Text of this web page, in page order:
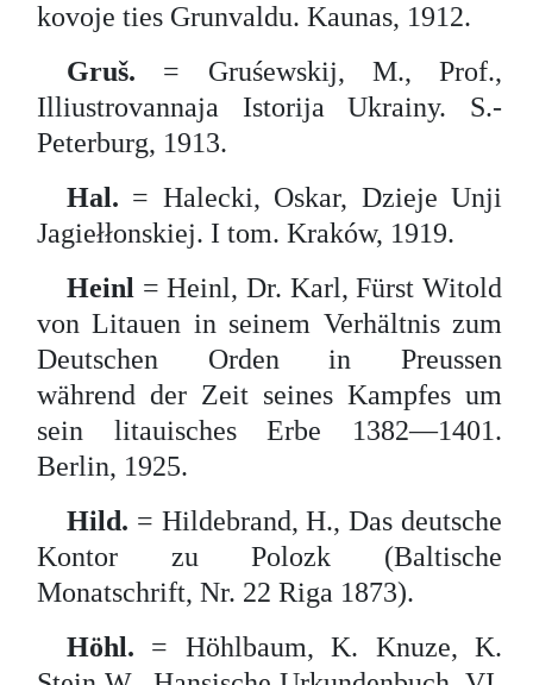
kovoje ties Grunvaldu. Kaunas, 1912.
Gruš. = Gruśewskij, M., Prof.,
Illiustrovannaja Istorija Ukrainy. S.-
Peterburg, 1913.
Hal. = Halecki, Oskar, Dzieje Unji
Jagiełłonskiej. I tom. Kraków, 1919.
Heinl = Heinl, Dr. Karl, Fürst Witold
von Litauen in seinem Verhältnis zum
Deutschen Orden in Preussen
während der Zeit seines Kampfes um
sein litauisches Erbe 1382—1401.
Berlin, 1925.
Hild. = Hildebrand, H., Das deutsche
Kontor zu Polozk (Baltische
Monatschrift, Nr. 22 Riga 1873).
Höhl. = Höhlbaum, K. Knuze, K.